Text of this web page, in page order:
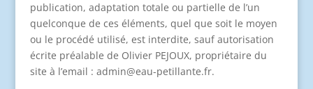
publication, adaptation totale ou partielle de l’un
quelconque de ces éléments, quel que soit le moyen
ou le procédé utilisé, est interdite, sauf autorisation
écrite préalable de Olivier PEJOUX, propriétaire du
site à l’email : admin@eau-petillante.fr.